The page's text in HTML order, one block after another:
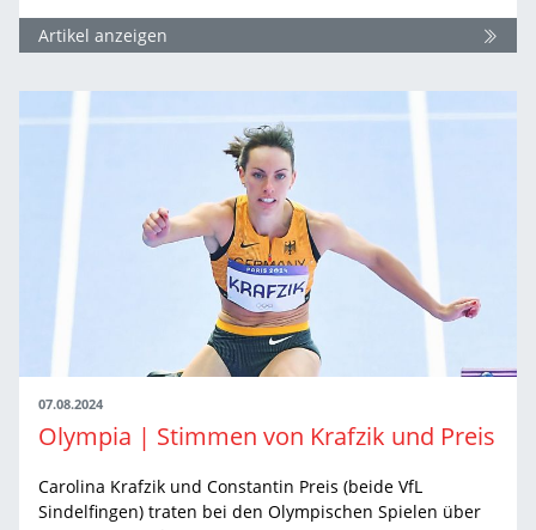
Artikel anzeigen
07.08.2024
Olympia | Stimmen von Krafzik und Preis
Carolina Krafzik und Constantin Preis (beide VfL
Sindelfingen) traten bei den Olympischen Spielen über